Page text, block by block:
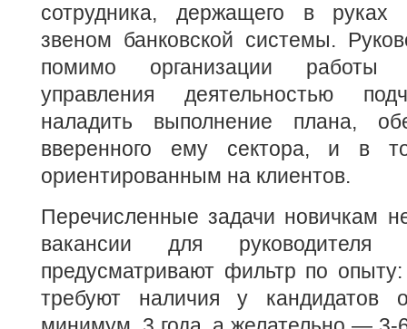
сотрудника, держащего в руках
звеном банковской системы.
помимо организации работы
управления деятельностью
наладить выполнение плана,
вверенного ему сектора, и в
ориентированным на клиентов.
Перечисленные задачи новичкам
вакансии для руководителя
предусматривают фильтр по
требуют наличия у кандидатов